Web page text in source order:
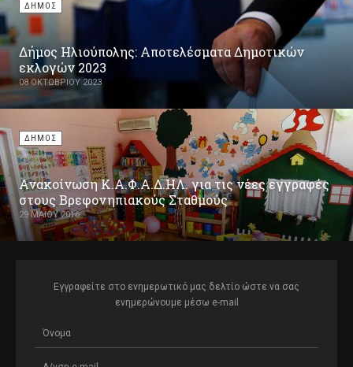
ΔΗΜΟΣ
Δήμος Ηλιούπολης: Αποτελέσματα Δημοτικών
εκλογών 2023
08 ΟΚΤΩΒΡΊΟΥ 2023
ΔΗΜΟΣ
Ανακοίνωση Κ.Α.Φ.Α.Δ.ΗΛ. για τις νέες εγγραφές
στους Βρεφονηπιακούς Σταθμούς
29 ΜΑΪ́ΟΥ 2016
Εγγραφείτε στο ενημερωτικό μας δελτίο ώστε να σας
ενημερώνουμε μέσω e-mail